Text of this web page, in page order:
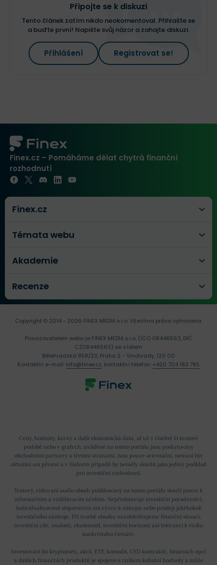
Připojte se k diskuzi
Tento článek zatím nikdo neokomentoval. Přihlašte se
a buďte první! Napište svůj názor a zahajte diskuzi.
Přihlášení Registrovat se!
Finex.cz – Pomáháme dělat chytrá finanční
rozhodnutí
Finex.cz
Témata webu
Akademie
Recenze
Ceny, hodnoty, kurzy a další ekonomická data, ať už v číselné či textové
podobě nebo v grafech, uváděné na tomto portálu jsou poskytovány
obchodními partnery a třetími stranami. Jsou pouze orientační, nemusí být
aktuální ani přesné a v žádném případě by neměly sloužit jako jediný podklad
pro investiční rozhodnutí.
Textový, video ani audio obsah publikovaný na tomto portálu slouží pouze k
informačním a vzdělávacím účelům. Nepředstavuje investiční poradenství,
individualizované doporučení ani výzvu k nákupu nebo prodeji jakéhokoli
investičního nástroje. Při tvorbě obsahu nezohledňujeme finanční situaci,
investiční cíle, znalosti, zkušenosti, investiční horizont ani toleranci k riziku
konkrétního čtenáře.
Investování do kryptoměn, akcií, ETF, komodit, CFD kontraktů, binárních opcí
a dalších finančních produktů je spojeno s rizikem kolísání hodnoty a může
Copyright © 2014 - 2026 FINEX MEDIA s.r.o.Všechna práva vyhrazena.
Provozovatelem webu je FINEX MEDIA s.r.o. (IČO 08446563, DIČ
CZ08446563) se sídlem
Bělehradská 858/23, Praha 2 - Vinohrady, 120 00
Kontaktní e-mail: info@finex.cz, kontaktní telefon: +420 704 183 785